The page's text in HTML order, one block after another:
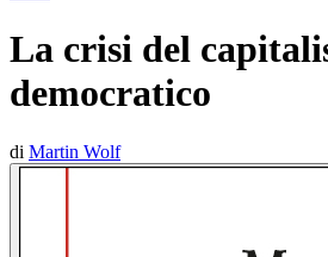
La crisi del
democratico
di Martin Wolf